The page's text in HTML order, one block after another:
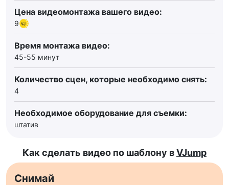
Цена видеомонтажа вашего видео:
9
Время монтажа видео:
45-55 минут
Количество сцен, которые необходимо снять:
4
Необходимое оборудование для съемки:
штатив
Как сделать видео по шаблону вVJump
Снимай